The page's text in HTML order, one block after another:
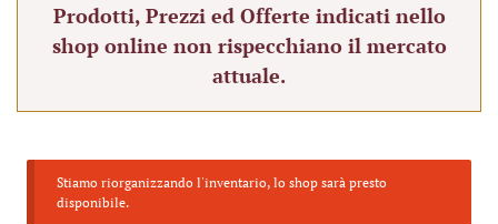
Prodotti, Prezzi ed Offerte indicati nello
shop online non rispecchiano il mercato
attuale.
Stiamo riorganizzando l'inventario, lo shop sarà presto
disponibile.